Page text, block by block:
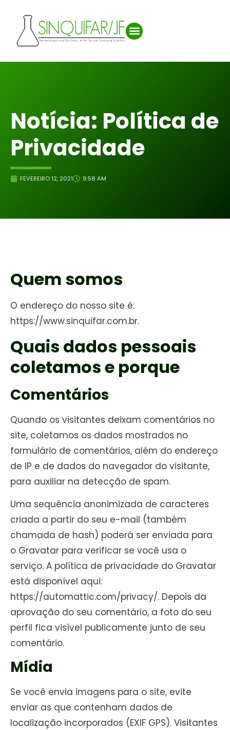
Notícia: Política de
Privacidade
FEVEREIRO 12, 2021 9:58 AM
Quem somos
O endereço do nosso site é:
https://www.sinquifar.com.br.
Quais dados pessoais
coletamos e porque
Comentários
Quando os visitantes deixam comentários no
site, coletamos os dados mostrados no
formulário de comentários, além do endereço
de IP e de dados do navegador do visitante,
para auxiliar na detecção de spam.
Uma sequência anonimizada de caracteres
criada a partir do seu e-mail (também
chamada de hash) poderá ser enviada para
o Gravatar para verificar se você usa o
serviço. A política de privacidade do Gravatar
está disponível aqui:
https://automattic.com/privacy/. Depois da
aprovação do seu comentário, a foto do seu
perfil fica visível publicamente junto de seu
comentário.
Mídia
Se você envia imagens para o site, evite
enviar as que contenham dados de
localização incorporados (EXIF GPS). Visitantes